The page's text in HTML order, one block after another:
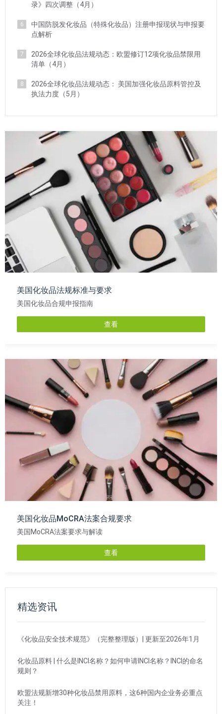
录》四次调整（4月）
6
中国防脱发化妆品（特殊化妆品）注册申报现状与申报要
点解析
7
2026全球化妆品法规动态：欧盟修订12项化妆品禁限用
清单（4月）
8
2026全球化妆品法规动态： 美国加强化妆品原料管控及
执法力度（5月）
美国化妆品法规标准与要求
美国化妆品合规申报指南
查看
美国化妆品MoCRA法案合规要求
美国MoCRA法案要求与解读
查看
精选资讯
《化妆品安全技术规范》（完整整理版）| 更新至2026年1月
化妆品原料 | 什么是INCI名称？如何申请INCI名称？INCI的命名
规则？
欧盟法规新增30种化妆品禁用原料，这6种国内企业务必重点
关注！